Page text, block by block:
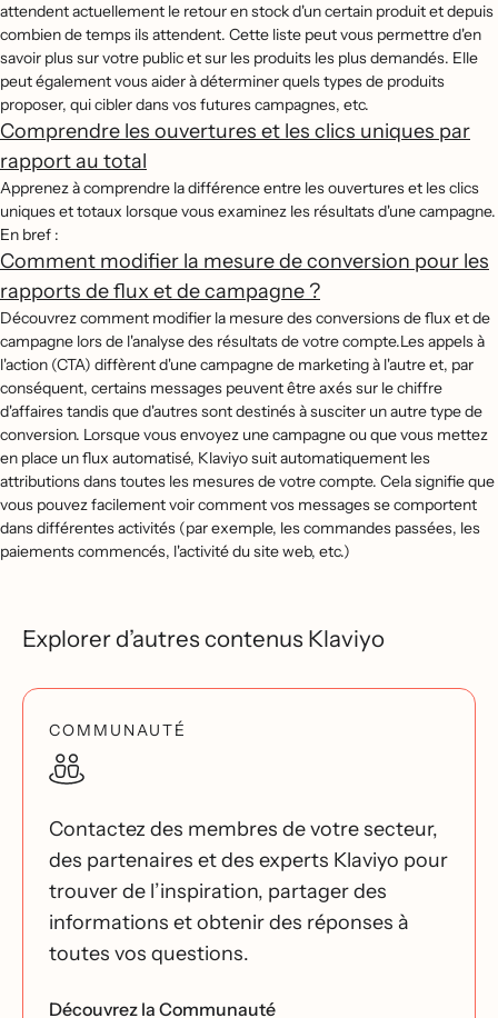
attendent actuellement le retour en stock d'un certain produit et depuis
combien de temps ils attendent. Cette liste peut vous permettre d'en
savoir plus sur votre public et sur les produits les plus demandés. Elle
peut également vous aider à déterminer quels types de produits
proposer, qui cibler dans vos futures campagnes, etc.
Comprendre les ouvertures et les clics uniques par
rapport au total
Apprenez à comprendre la différence entre les ouvertures et les clics
uniques et totaux lorsque vous examinez les résultats d'une campagne.
En bref :
Comment modifier la mesure de conversion pour les
rapports de flux et de campagne ?
Découvrez comment modifier la mesure des conversions de flux et de
campagne lors de l'analyse des résultats de votre compte.Les appels à
l'action (CTA) diffèrent d'une campagne de marketing à l'autre et, par
conséquent, certains messages peuvent être axés sur le chiffre
d'affaires tandis que d'autres sont destinés à susciter un autre type de
conversion. Lorsque vous envoyez une campagne ou que vous mettez
en place un flux automatisé, Klaviyo suit automatiquement les
attributions dans toutes les mesures de votre compte. Cela signifie que
vous pouvez facilement voir comment vos messages se comportent
dans différentes activités (par exemple, les commandes passées, les
paiements commencés, l'activité du site web, etc.)
Explorer d’autres contenus Klaviyo
COMMUNAUTÉ
Contactez des membres de votre secteur,
des partenaires et des experts Klaviyo pour
trouver de l’inspiration, partager des
informations et obtenir des réponses à
toutes vos questions.
Découvrez la Communauté